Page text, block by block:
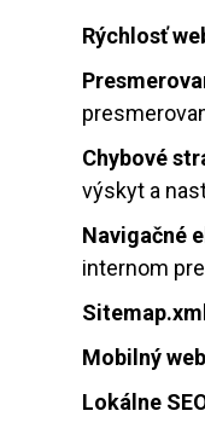
Rýchlosť
Chybové
výskyt a
Navigačné
internom
Sitemap.xml
Mobilný web
Lokálne